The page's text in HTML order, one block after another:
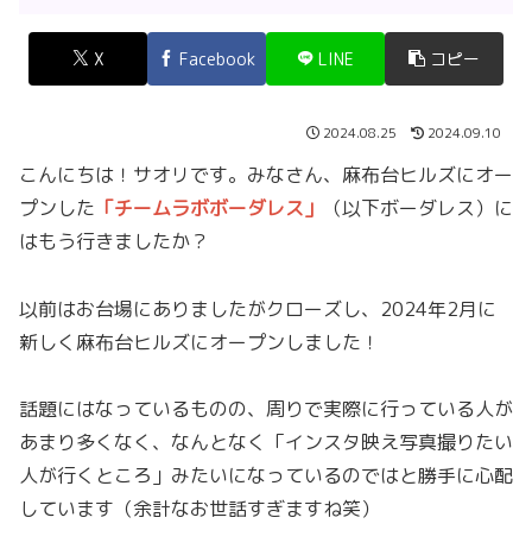
X Facebook LINE コピー
2024.08.25 2024.09.10
こんにちは！サオリです。みなさん、麻布台ヒルズにオー
プンした 「チームラボボーダレス」
（以下ボーダレス）に
はもう行きましたか？
以前はお台場にありましたがクローズし、2024年2月に
新しく麻布台ヒルズにオープンしました！
話題にはなっているものの、周りで実際に行っている人が
あまり多くなく、なんとなく「インスタ映え写真撮りたい
人が行くところ」みたいになっているのではと勝手に心配
しています（余計なお世話すぎますね笑）